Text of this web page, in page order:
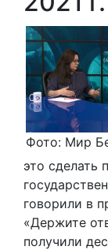
Фото: Мир
это сделать
говорили в
«Держите
получили